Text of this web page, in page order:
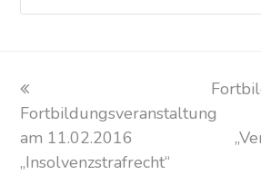
Beitrag:
Fortbildungsveranstaltung
am 11.02.2016
„Insolvenzstrafrecht“